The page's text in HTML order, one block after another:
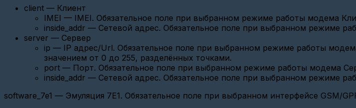
Настройка
Меркурия
АRТМ
(GSM)
СИ-11
СИ-11
NEW?
Настройка
Энергомера
client — Клиент
IMEI — IMEI. Обязательное поле при выбранном режиме работы модема
inside_addr — Сетевой адрес. Обязательное поле при выбранном режиме
server — Сервер
ip — IP адрес/Url. Обязательное поле при выбранном режиме работы
значением от 0 до 255, разделённых точками.
port — Порт. Обязательное поле при выбранном режиме работы модема
inside_addr — Сетевой адрес. Обязательное поле при выбранном режиме
software_7e1 — Эмуляция 7E1. Обязательное поле при выбранном интерфейсе GSM/